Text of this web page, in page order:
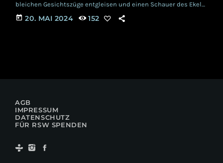
bleichen Gesichtszüge entgleisen und einen Schauer des Ekels
ob dieses Hedonismus über den Rücken laufen. Und was haben
DARKTUNES, RADIO SCHWARZE WELLE und RESISTANZ
today 20. MAI 2024 152
AGB
IMPRESSUM
DATENSCHUTZ
FÜR RSW SPENDEN